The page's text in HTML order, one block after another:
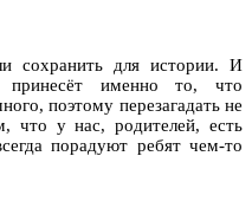
сохранить для истории. И
принесёт именно то, что
поэтому перезагадать не
что у нас, родителей, есть
порадуют ребят чем-то